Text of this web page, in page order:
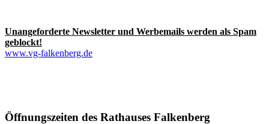
Unangeforderte Newsletter und Werbemails werden als Spam
geblockt!
www.vg-falkenberg.de
Öffnungszeiten des Rathauses Falkenberg